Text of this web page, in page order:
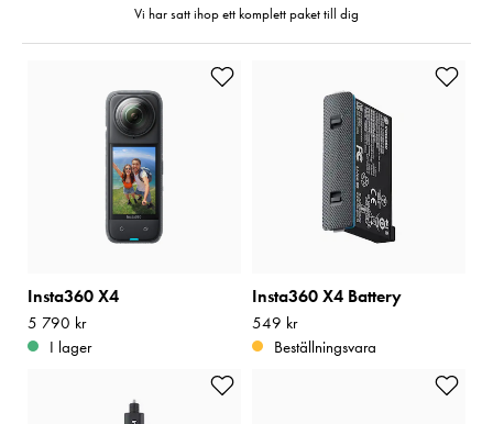
Vi har satt ihop ett komplett paket till dig
Insta360 X4
Pris:5 790 kr
5 790 kr
I lager
Insta360 X4 Battery
Pris: 549 kr
549 kr
Beställningsvara